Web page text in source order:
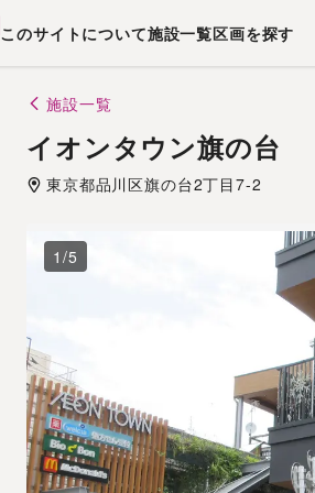
このサイトについて施設一覧区画を探す
施設一覧
イオンタウン旗の台
東京都品川区旗の台2丁目7-2
1 /5